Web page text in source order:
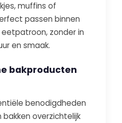
muffins of
passen binnen
zonder in
en smaak.
bakproducten
benodigdheden
overzichtelijk